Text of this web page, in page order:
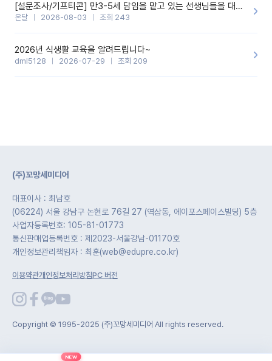
[설문조사/기프티콘] 만3-5세 담임을 맡고 있는 선생님들을 대상으로 설문조사를 합니다!
온달 2026-08-03 조회 243
2026년 식생활 교육을 알려드립니다~
dml5128 2026-07-29 조회 209
(주)꼬망세미디어
대표이사 : 최남호
(06224) 서울 강남구 논현로 76길 27 (역삼동, 에이포스페이스빌딩) 5층
사업자등록번호: 105-81-01773
통신판매업등록번호 : 제2023-서울강남-01170호
개인정보관리책임자 : 최훈(web@edupre.co.kr)
이용약관개인정보처리방침PC 버전
Copyright © 1995-2025 (주)꼬망세미디어 All rights reserved.
NEW